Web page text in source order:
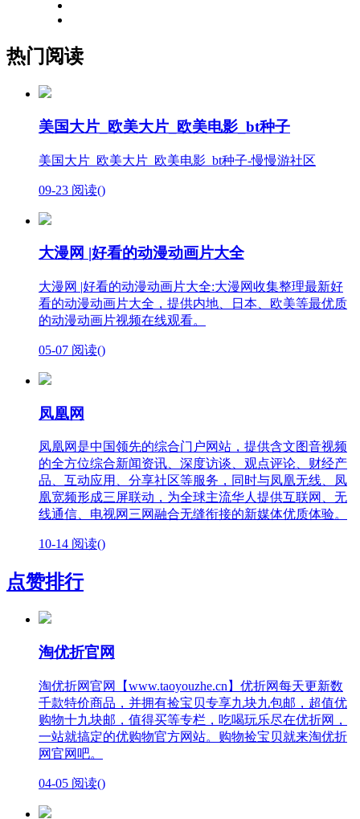
热门阅读
美国大片_欧美大片_欧美电影_bt种子
美国大片_欧美大片_欧美电影_bt种子-慢慢游社区
09-23 阅读()
大漫网 |好看的动漫动画片大全
大漫网 |好看的动漫动画片大全:大漫网收集整理最新好
看的动漫动画片大全，提供内地、日本、欧美等最优质
的动漫动画片视频在线观看。
05-07 阅读()
凤凰网
凤凰网是中国领先的综合门户网站，提供含文图音视频
的全方位综合新闻资讯、深度访谈、观点评论、财经产
品、互动应用、分享社区等服务，同时与凤凰无线、凤
凰宽频形成三屏联动，为全球主流华人提供互联网、无
线通信、电视网三网融合无缝衔接的新媒体优质体验。
10-14 阅读()
点赞排行
淘优折官网
淘优折网官网【www.taoyouzhe.cn】优折网每天更新数
千款特价商品，并拥有捡宝贝专享九块九包邮，超值优
购物十九块邮，值得买等专栏，吃喝玩乐尽在优折网，
一站就搞定的优购物官方网站。购物捡宝贝就来淘优折
网官网吧。
04-05 阅读()